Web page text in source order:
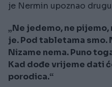
je Nermin upoznao
„Ne jedemo, ne pijemo,
je. Pod tabletama
Nizame nema. Puno
Kad dođe vrijeme dati
porodica.“